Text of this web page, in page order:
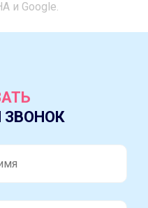
и Google.
ЗВОНОК